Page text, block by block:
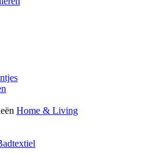
Home & Living